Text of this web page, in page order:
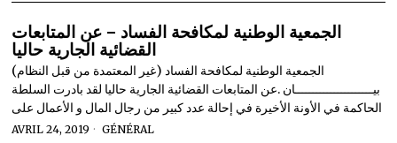
الجمعية الوطنية لمكافحة الفساد – عن المتابعات
القضائية الجارية حاليا
الجمعية الوطنية لمكافحة الفساد (غير المعتمدة من قبل النظام)
بيــــــــــــــــــــــان .عن المتابعات القضائية الجارية حاليا لقد بادرت السلطة
الحاكمة في الأونة الأخيرة في إحالة عدد كبير من رجال المال و الأعمال على
AVRIL 24, 2019 GÉNÉRAL